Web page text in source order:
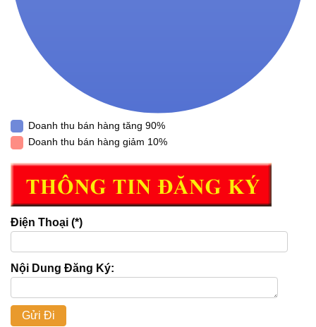
Doanh thu bán hàng tăng 90%
Doanh thu bán hàng giảm 10%
Điện Thoại (*)
Nội Dung Đăng Ký: